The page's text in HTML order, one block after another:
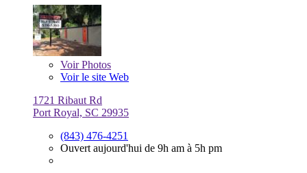
VoirPhotos
Voir le site Web
1721 Ribaut Rd
Port Royal, SC 29935
(843) 476-4251
Ouvert aujourd'hui de 9h am à 5h pm